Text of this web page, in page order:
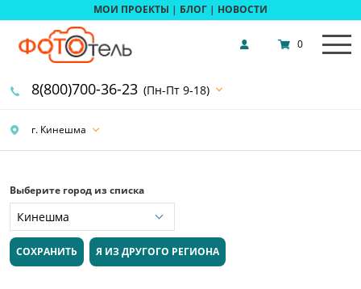
МОИ ПРОЕКТЫ | БЛОГ | НОВОСТИ
г. Кинешма
8(800)700-36-23 (Пн-Пт 9-18)
0
Выберите город из списка
СОХРАНИТЬ Я ИЗ ДРУГОГО РЕГИОНА